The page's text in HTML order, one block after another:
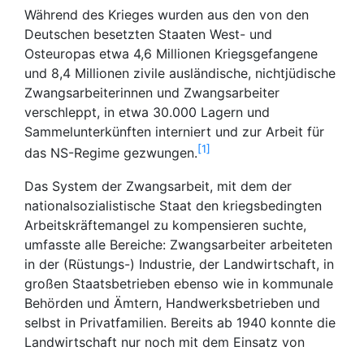
Während des Krieges wurden aus den von den
Deutschen besetzten Staaten West- und
Osteuropas etwa 4,6 Millionen Kriegsgefangene
und 8,4 Millionen zivile ausländische, nichtjüdische
Zwangsarbeiterinnen und Zwangsarbeiter
verschleppt, in etwa 30.000 Lagern und
Sammelunterkünften interniert und zur Arbeit für
das NS-Regime gezwungen. 1
Das System der Zwangsarbeit, mit dem der
nationalsozialistische Staat den kriegsbedingten
Arbeitskräftemangel zu kompensieren suchte,
umfasste alle Bereiche: Zwangsarbeiter arbeiteten
in der (Rüstungs-) Industrie, der Landwirtschaft, in
großen Staatsbetrieben ebenso wie in kommunale
Behörden und Ämtern, Handwerksbetrieben und
selbst in Privatfamilien. Bereits ab 1940 konnte die
Landwirtschaft nur noch mit dem Einsatz von